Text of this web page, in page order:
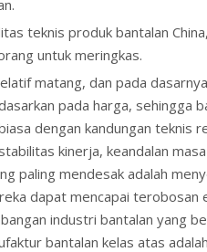
teknis produk bantalan
untuk meringkas.
matang, dan pada
pada harga, sehingga
dengan kandungan teknis
kinerja, keandalan
paling mendesak adalah
dapat mencapai
industri bantalan yang
bantalan kelas atas